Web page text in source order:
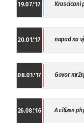
19.07.'17 Kruscicani
20.01.'17 napad na
08.01.'17 Govor
26.08.'16 A citizen